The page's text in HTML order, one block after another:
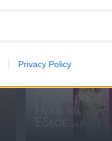
Privacy Policy
Πρεμιέρα
Ήρθε κι
Έδεσε...